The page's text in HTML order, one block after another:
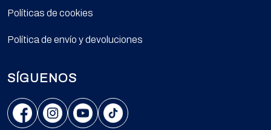
Políticas de cookies
Política de envío y devoluciones
SÍGUENOS